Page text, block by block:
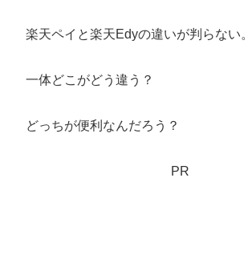
楽天ペイと楽天Edyの違いが判らない。
一体どこがどう違う？
どっちが便利なんだろう？
PR